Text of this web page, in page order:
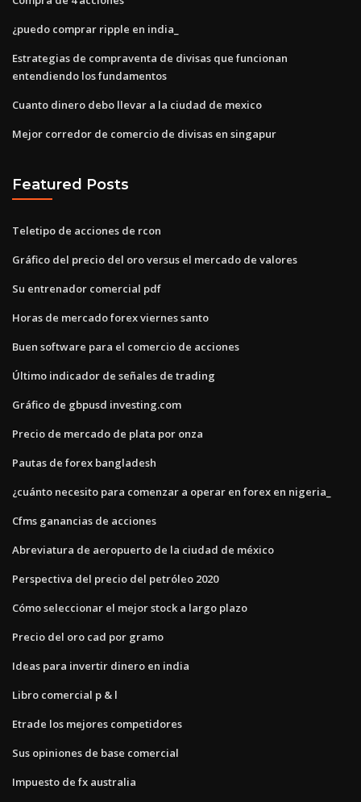
¿puedo comprar ripple en india_
Estrategias de compraventa de divisas que funcionan
entendiendo los fundamentos
Cuanto dinero debo llevar a la ciudad de mexico
Mejor corredor de comercio de divisas en singapur
Featured Posts
Teletipo de acciones de rcon
Gráfico del precio del oro versus el mercado de valores
Su entrenador comercial pdf
Horas de mercado forex viernes santo
Buen software para el comercio de acciones
Último indicador de señales de trading
Gráfico de gbpusd investing.com
Precio de mercado de plata por onza
Pautas de forex bangladesh
¿cuánto necesito para comenzar a operar en forex en nigeria_
Cfms ganancias de acciones
Abreviatura de aeropuerto de la ciudad de méxico
Perspectiva del precio del petróleo 2020
Cómo seleccionar el mejor stock a largo plazo
Precio del oro cad por gramo
Ideas para invertir dinero en india
Libro comercial p & l
Etrade los mejores competidores
Sus opiniones de base comercial
Impuesto de fx australia